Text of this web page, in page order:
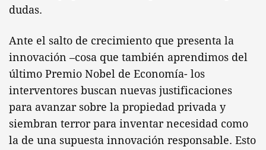
dudas.
Ante el salto de crecimiento que presenta la
innovación –cosa que también aprendimos del
último Premio Nobel de Economía- los
interventores buscan nuevas justificaciones
para avanzar sobre la propiedad privada y
siembran terror para inventar necesidad como
la de una supuesta innovación responsable. Esto